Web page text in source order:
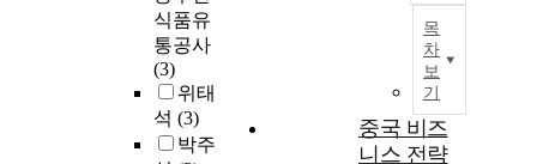
식품유
통공사
(3)
위태
석 (3)
박주
목
차
보
기
중국 비즈
니스 전략